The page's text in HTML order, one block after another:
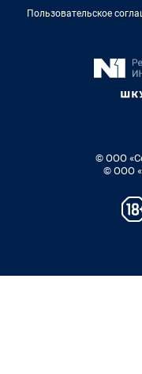
Пользовательское
© ООО
© ООО